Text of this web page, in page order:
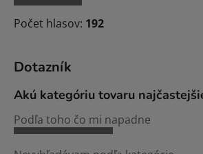
Počet hlasov: 192
Dotazník
Akú kategóriu tovaru
Podľa toho čo mi napadne